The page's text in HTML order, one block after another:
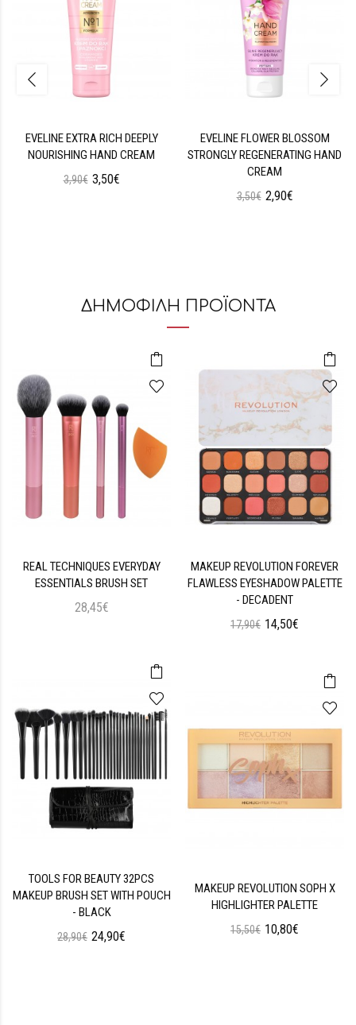
EVELINE EXTRA RICH DEEPLY
NOURISHING HAND CREAM
3,90€ 3,50€
EVELINE FLOWER BLOSSOM
STRONGLY REGENERATING HAND
CREAM
3,50€ 2,90€
ΔΗΜΟΦΙΛΗ ΠΡΟΪΟΝΤΑ
REAL TECHNIQUES EVERYDAY
ESSENTIALS BRUSH SET
28,45€
TOOLS FOR BEAUTY 32PCS
MAKEUP BRUSH SET WITH POUCH
- BLACK
28,90€ 24,90€
MAKEUP REVOLUTION FOREVER
FLAWLESS EYESHADOW PALETTE
- DECADENT
17,90€ 14,50€
MAKEUP REVOLUTION SOPH X
HIGHLIGHTER PALETTE
15,50€ 10,80€